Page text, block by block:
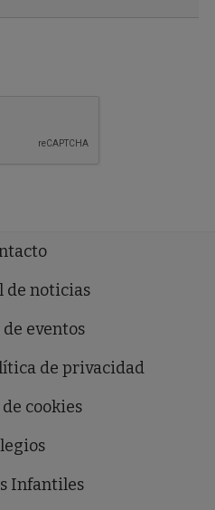
de noticias
eventos
de privacidad
cookies
Infantiles